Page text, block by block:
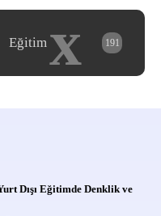
x
Eğitim 191
Dışı Eğitimde Denklik ve